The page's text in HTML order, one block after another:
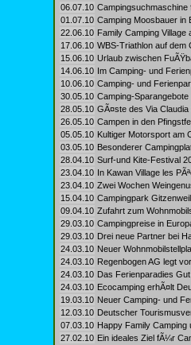
06.07.10 Campingsuchmaschine
01.07.10 Camping Moosbauer in
22.06.10 Family Camping Village
17.06.10 WBS-Triathlon auf dem
15.06.10 Urlaub zwischen
14.06.10 Im Camping- und
10.06.10 Camping- und
30.05.10 Camping-Sparangebote
28.05.10 GÃ¤ste des Via
26.05.10 Campen in den
05.05.10 Kultiger Motorsport am
03.05.10 Besonderer
28.04.10 Surf-und Kite-Festival
23.04.10 In Kawan Village les
23.04.10 Zwei Wochen
15.04.10 Campingpark
09.04.10 Zufahrt zum
29.03.10 Campingpreise in
29.03.10 Drei neue Partner bei
24.03.10 Neuer
24.03.10 Regenbogen AG legt
24.03.10 Das Ferienparadies
24.03.10 Ecocamping erhÃ¤lt
19.03.10 Neuer Camping- und
12.03.10 Deutscher
07.03.10 Happy Family Camping
27.02.10 Ein ideales Ziel fÃ¼r